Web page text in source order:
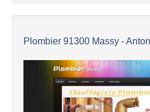
Plombier 91300 Massy -